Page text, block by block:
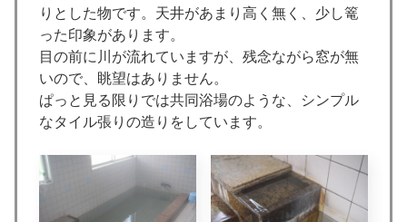
りとした物です。天井があまり高く無く、少し篭
った印象があります。
目の前に川が流れていますが、残念ながら窓が無
いので、眺望はありません。
ぱっと見る限りでは共同浴場のような、シンプル
なタイル張りの造りをしています。